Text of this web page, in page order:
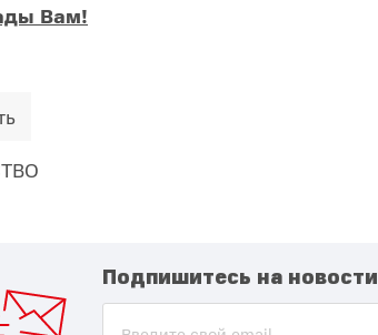
Вам!
Подпишитесь на новости